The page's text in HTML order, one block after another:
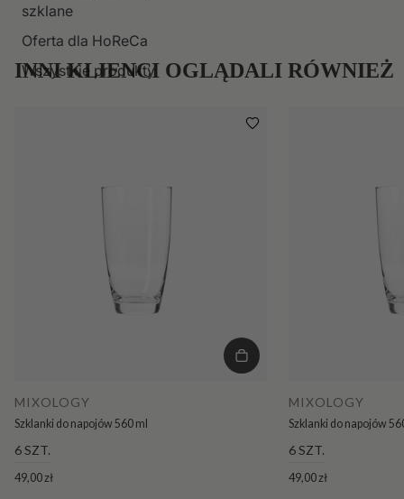
szklane
Oferta dla HoReCa
Wszystkie produkty
INNI KLIENCI OGLĄDALI RÓWNIEŻ
MIXOLOGY
Szklanki do napojów 560 ml
6 SZT.
49,00 zł
MIXOLOGY
Szklanki do napojów
6 SZT.
49,00 zł